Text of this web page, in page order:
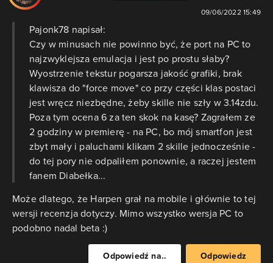
09/06/2022 15:49
Pajonk78 napisał:
Czy w minusach nie powinno być, że port na PC to
najzwyklejsza emulacja i jest po prostu słaby?
Wyostrzenie tekstur pogarsza jakość grafiki, brak
klawisza do "force move" co przy części klas postaci
jest wręcz niezbędne, żeby skille nie szły w 3.14zdu.
Poza tym ocena 6 za ten skok na kasę? Zagrałem ze
2 godziny w premierę - na PC, bo mój smartfon jest
zbyt mały i paluchami klikam 2 skille jednocześnie -
do tej pory nie odpaliłem ponownie, a raczej jestem
fanem Diabełka...
Może dlatego, że Harpen grał na mobile i głównie to tej
wersji recenzja dotyczy. Mimo wszystko wersja PC to
podobno nadal beta :)
Odpowiedź na.. Odpowiedz